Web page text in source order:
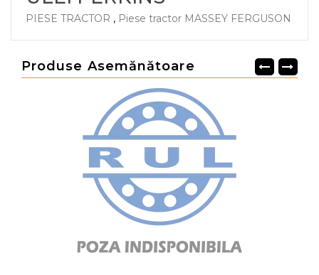
PIESE TRACTOR , Piese tractor MASSEY FERGUSON
Produse Asemănătoare